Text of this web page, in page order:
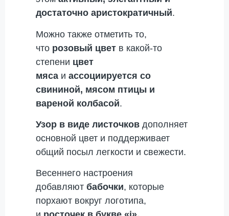
достаточно аристократичный.
Можно также отметить то,
что розовый цвет в какой-то
степени цвет
мяса и ассоциируется со
свининой, мясом птицы и
вареной колбасой.
Узор в виде листочков дополняет
основной цвет и поддерживает
общий посыл легкости и свежести.
Весеннего настроения
добавляют бабочки, которые
порхают вокруг логотипа,